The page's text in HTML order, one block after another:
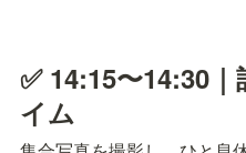
✅ 14:15〜14:30
イム